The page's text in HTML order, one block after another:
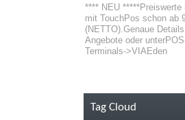
**** NEU
mit TouchPos schon ab
(NETTO).Genaue
Angebote oder
Terminals->VIAEden
Tag Cloud